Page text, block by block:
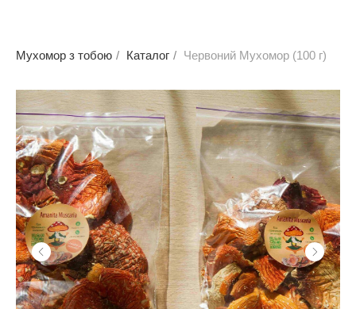
Мухомор з тобою / Каталог / Червоний Мухомор (100 г)